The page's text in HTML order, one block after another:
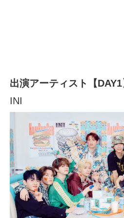
出演アーティスト【DAY1
INI